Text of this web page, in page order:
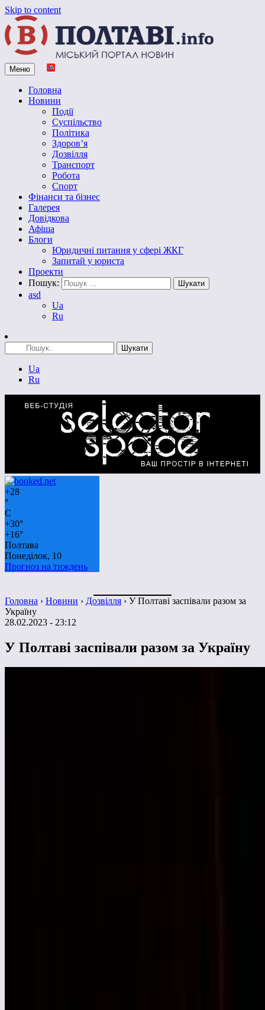
Skip to content
Vpoltave.info
Полтавський портал новин
Меню
Головна
Новини
Події
Суспільство
Політика
Здоров’я
Дозвілля
Транспорт
Робота
Спорт
Фінанси та бізнес
Галерея
Довідкова
Афіша
Блоги
Юридичні питання у сфері ЖКГ
Запитай у юриста
Проекти
Пошук:
asd
Ua
Ru
Ua
Ru
+28
°
C
+30°
+16°
Полтава
Понеділок, 10
Прогноз на тиждень
Головна › Новини › Дозвілля › У Полтаві заспівали разом за
Україну
28.02.2023 - 23:12
У Полтаві заспівали разом за Україну